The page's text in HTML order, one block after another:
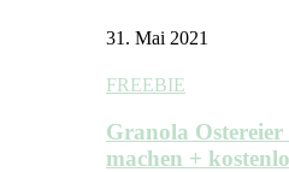
31. Mai 2021
FREEBIE
Granola
machen +